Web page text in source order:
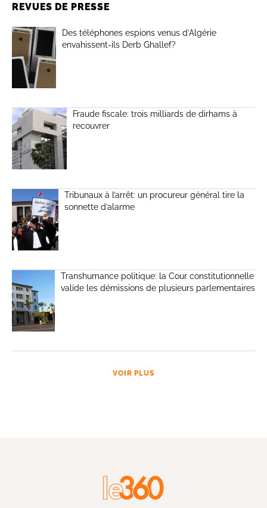
REVUES DE PRESSE
Des téléphones espions venus d’Algérie
envahissent-ils Derb Ghallef?
Fraude fiscale: trois milliards de dirhams à
recouvrer
Tribunaux à l’arrêt: un procureur général tire la
sonnette d’alarme
Transhumance politique: la Cour constitutionnelle
valide les démissions de plusieurs parlementaires
VOIR PLUS